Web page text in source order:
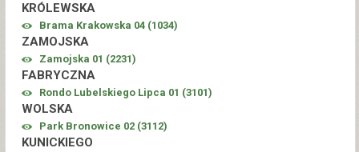
KRÓLEWSKA
Brama Krakowska 04 (1034)
ZAMOJSKA
Zamojska 01 (2231)
FABRYCZNA
Rondo Lubelskiego Lipca 01 (3101)
WOLSKA
Park Bronowice 02 (3112)
KUNICKIEGO